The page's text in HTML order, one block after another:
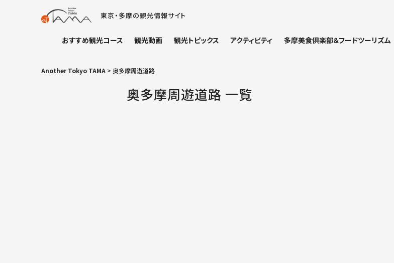
東京・多摩の観光情報サイト
おすすめ観光コース 観光動画 観光トピックス アクティビティ 多摩美食倶楽部＆フードツーリズム
Another Tokyo TAMA > 奥多摩周遊道路
奥多摩周遊道路 一覧